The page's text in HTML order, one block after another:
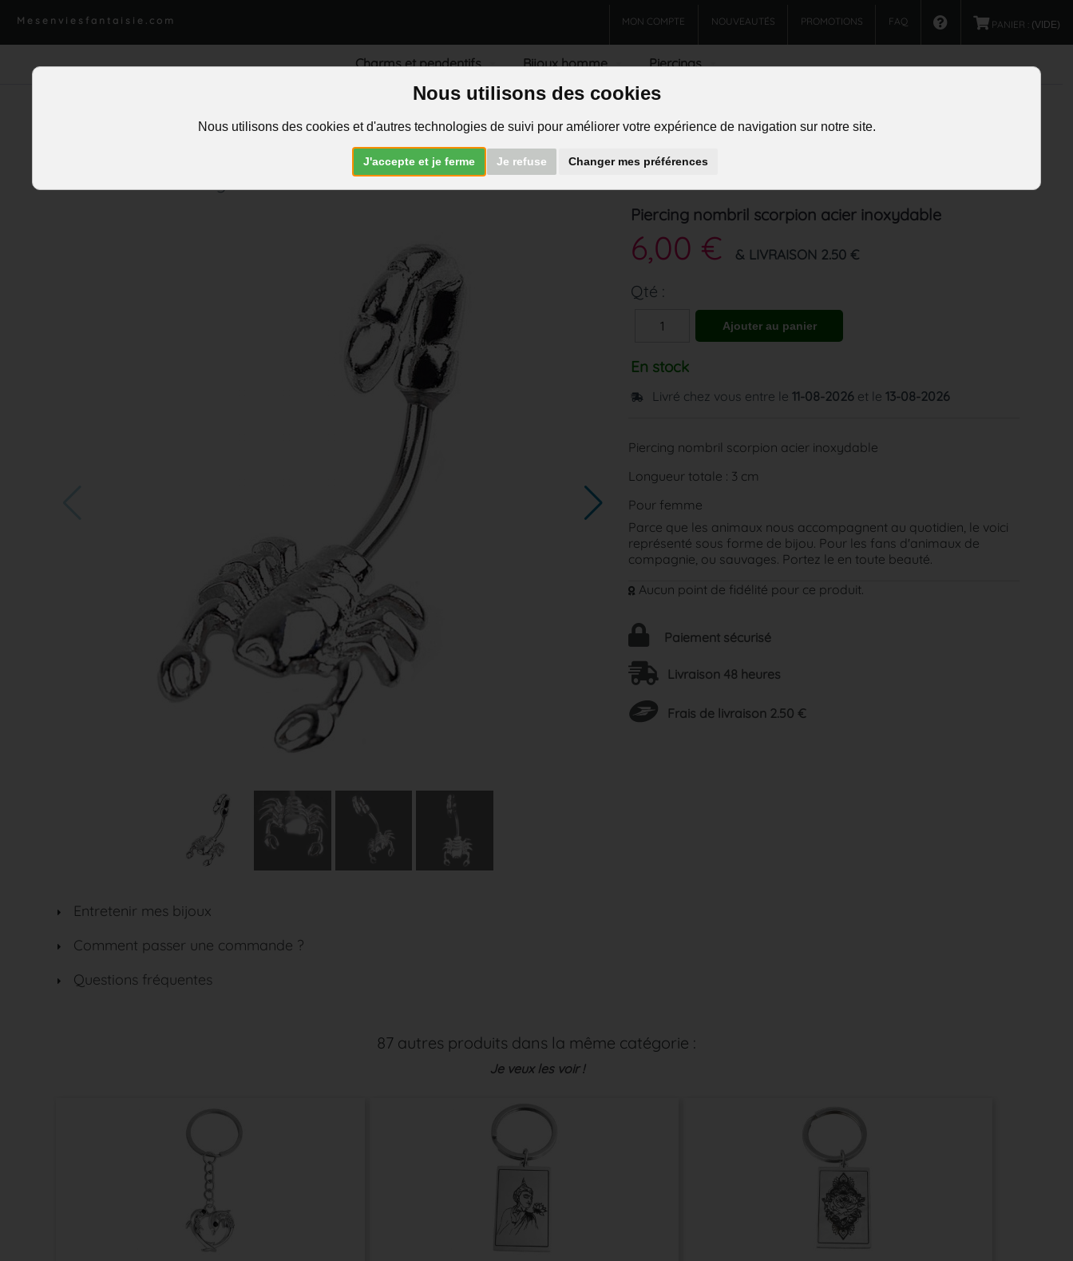
Nous utilisons des cookies
Nous utilisons des cookies et d'autres technologies de suivi pour améliorer votre expérience de navigation sur notre site.
J'accepte et je ferme Je refuse Changer mes préférences
Mesenviesfantaisie.com MON COMPTE NOUVEAUTÉS PROMOTIONS FAQ PANIER : (VIDE)
Charms et pendentifs Bijoux homme Piercings
Entretenir mes bijoux
Comment passer une commande ?
Questions fréquentes
Piercing nombril scorpion acier inoxydable
6,00 € & LIVRAISON 2.50 €
Qté :
En stock
Livré chez vous entre le11-08-2026 et le13-08-2026
Piercing nombril scorpion acier inoxydable
Longueur totale : 3 cm
Pour femme
Parce que les animaux nous accompagnent au quotidien, le voici
représenté sous forme de bijou. Pour les fans d'animaux de
compagnie, ou sauvages. Portez le en toute beauté.
Aucun point de fidélité pour ce produit.
Paiement sécurisé
Livraison 48 heures
Frais de livraison 2.50 €
87 autres produits dans la même catégorie :
Je veux les voir !